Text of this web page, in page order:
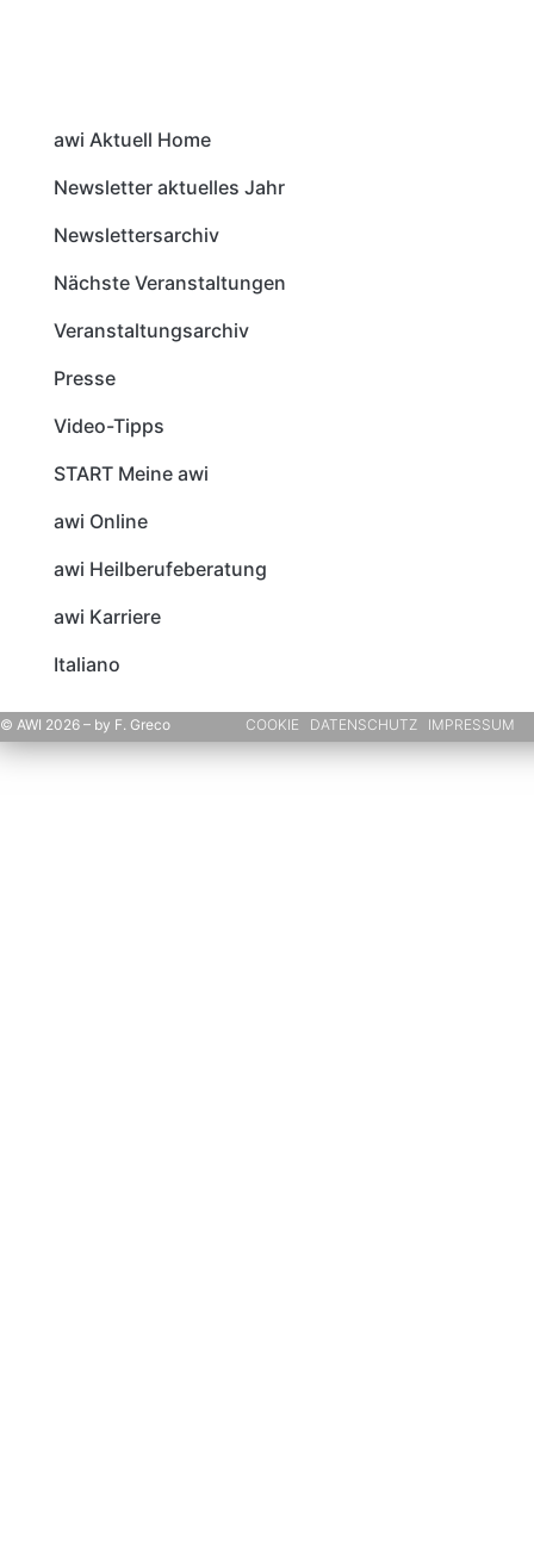
awi Aktuell Home
Newsletter aktuelles Jahr
Newslettersarchiv
Nächste Veranstaltungen
Veranstaltungsarchiv
Presse
Video-Tipps
START Meine awi
awi Online
awi Heilberufeberatung
awi Karriere
Italiano
© AWI 2026 – by F. Greco COOKIE DATENSCHUTZ IMPRESSUM